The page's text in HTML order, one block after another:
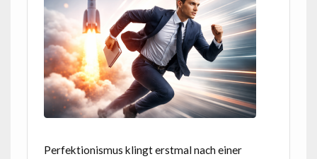
Perfektionismus klingt erstmal nach einer